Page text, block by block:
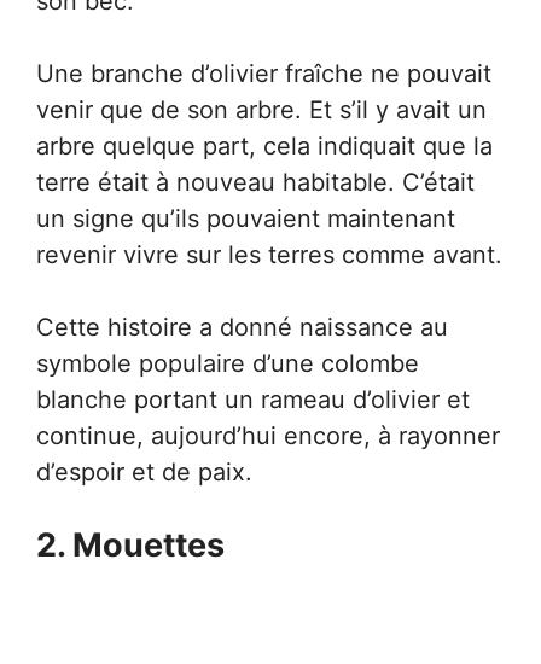
Une branche d’olivier fraîche ne pouvait
venir que de son arbre. Et s’il y avait un
arbre quelque part, cela indiquait que la
terre était à nouveau habitable. C’était
un signe qu’ils pouvaient maintenant
revenir vivre sur les terres comme avant.
Cette histoire a donné naissance au
symbole populaire d’une colombe
blanche portant un rameau d’olivier et
continue, aujourd’hui encore, à rayonner
d’espoir et de paix.
2. Mouettes